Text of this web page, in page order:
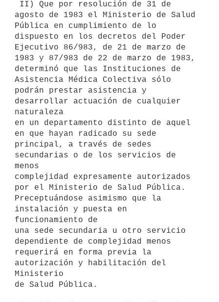
agosto de 1983 el Ministerio de Salud
Pública en cumplimiento de lo
dispuesto en los decretos del Poder
Ejecutivo 86/983, de 21 de marzo de
1983 y 87/983 de 22 de marzo de 1983,
determinó que las Instituciones de
Asistencia Médica Colectiva sólo
podrán prestar asistencia y
desarrollar actuación de cualquier
naturaleza
en un departamento distinto de aquel
en que hayan radicado su sede
principal, a través de sedes
secundarias o de los servicios de
menos
complejidad expresamente autorizados
por el Ministerio de Salud Pública.
Preceptuándose asimismo que la
instalación y puesta en
funcionamiento de
una sede secundaria u otro servicio
dependiente de complejidad menos
requerirá en forma previa la
autorización y habilitación del
Ministerio
de Salud Pública.